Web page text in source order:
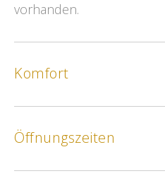
vorhanden.
Komfort
Öffnungszeiten